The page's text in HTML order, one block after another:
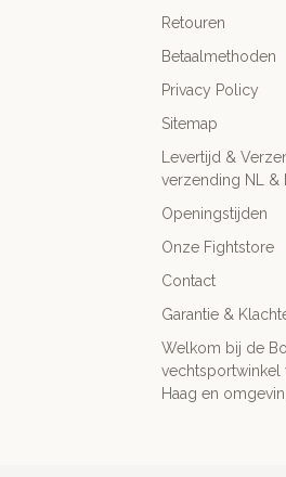
Retouren
Betaalmethoden
Privacy Policy
Sitemap
Levertijd &
verzending NL &
Openingstijden
Onze Fightstore
Contact
Garantie &
Welkom bij de
vechtsportwinkel
Haag en